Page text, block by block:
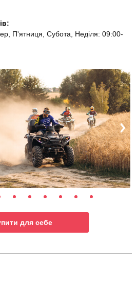
П'ятниця, Субота, Неділя: 09:00-
для себе